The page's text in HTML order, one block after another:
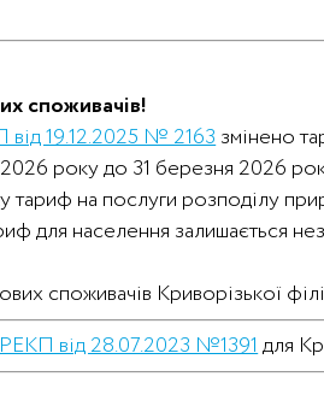
споживачів!
19.12.2025 № 2163змінено
2026 року до 31 березня 2026
тариф на послуги розподілу
для населення залишається
споживачів Криворізької
від 28.07.2023 №1391для